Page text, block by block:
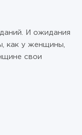
И ожидания
как у женщины,
свои